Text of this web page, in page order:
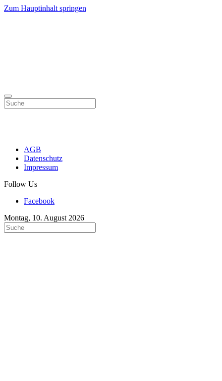
Zum Hauptinhalt springen
AGB
Datenschutz
Impressum
Follow Us
Facebook
Montag, 10. August 2026